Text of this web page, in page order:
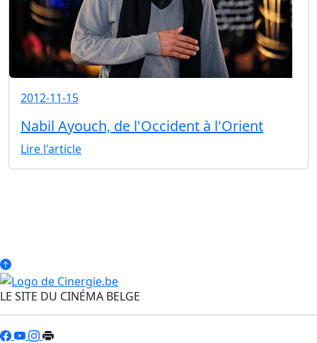
2012-11-15
Nabil Ayouch, de l'Occident à l'Orient
Lire l'article
LE SITE DU CINÉMA BELGE